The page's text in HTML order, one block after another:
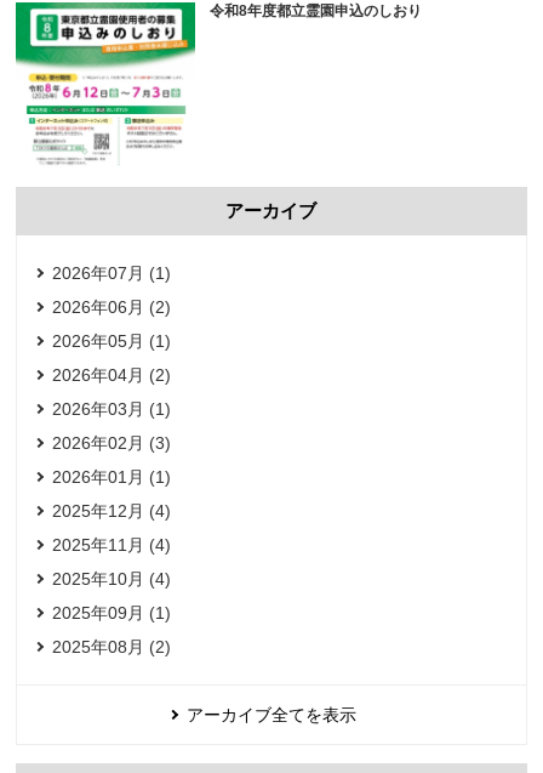
令和8年度都立霊園申込のしおり
アーカイブ
2026年07月 (1)
2026年06月 (2)
2026年05月 (1)
2026年04月 (2)
2026年03月 (1)
2026年02月 (3)
2026年01月 (1)
2025年12月 (4)
2025年11月 (4)
2025年10月 (4)
2025年09月 (1)
2025年08月 (2)
アーカイブ全てを表示